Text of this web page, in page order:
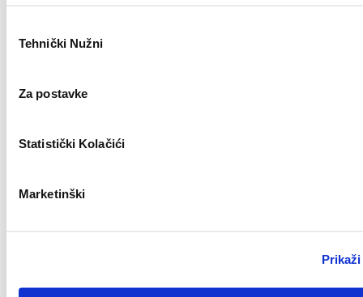
pristanka
Tehnički Nužni
Za postavke
Statistički Kolačići
Marketinški
Civil Work Supervisor (m/f)
Split